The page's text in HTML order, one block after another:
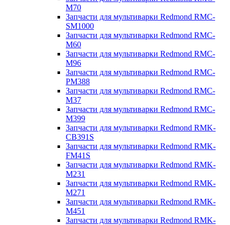
M70
Запчасти для мультиварки Redmond RMC-
SM1000
Запчасти для мультиварки Redmond RMC-
M60
Запчасти для мультиварки Redmond RMC-
M96
Запчасти для мультиварки Redmond RMC-
PM388
Запчасти для мультиварки Redmond RMC-
M37
Запчасти для мультиварки Redmond RMC-
M399
Запчасти для мультиварки Redmond RMK-
CB391S
Запчасти для мультиварки Redmond RMK-
FM41S
Запчасти для мультиварки Redmond RMK-
M231
Запчасти для мультиварки Redmond RMK-
M271
Запчасти для мультиварки Redmond RMK-
M451
Запчасти для мультиварки Redmond RMK-